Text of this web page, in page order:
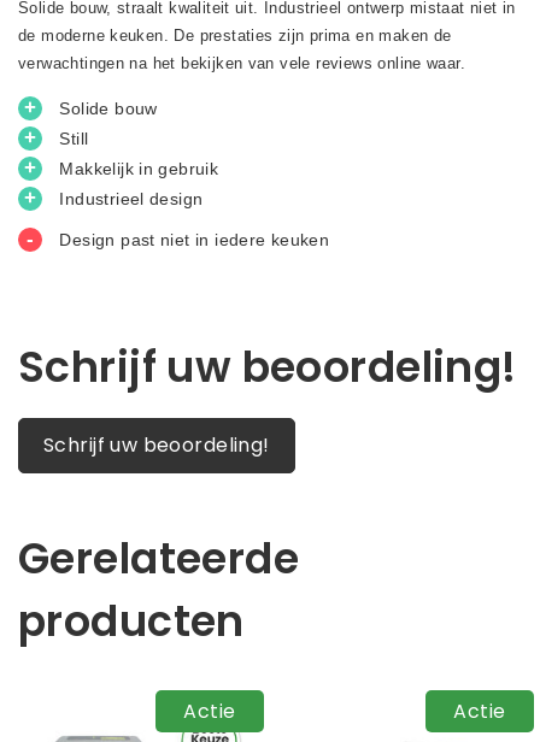
Schrijf uw beoordeling!
Schrijf uw beoordeling!
Gerelateerde
producten
Actie Actie